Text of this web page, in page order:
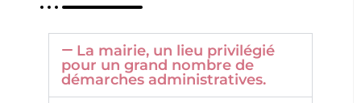
La mairie, un lieu privilégié
pour un grand nombre de
démarches administratives.